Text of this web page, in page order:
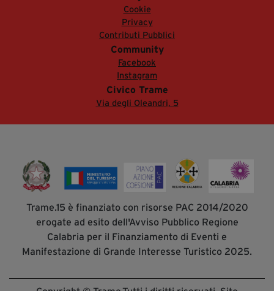
Cookie
Privacy
Contributi Pubblici
Community
Facebook
Instagram
Civico Trame
Via degli Oleandri, 5
Trame.15 è finanziato con risorse PAC 2014/2020
erogate ad esito dell'Avviso Pubblico Regione
Calabria per il Finanziamento di Eventi e
Manifestazione di Grande Interesse Turistico 2025.